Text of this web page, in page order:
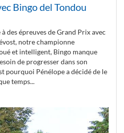
Bingo del Tondou
des épreuves de Grand Prix avec
notre championne
et intelligent, Bingo manque
de progresser dans son
pourquoi Pénélope a décidé de le
temps...